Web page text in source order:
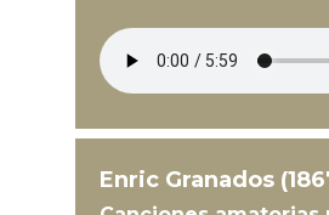
Enric Granados